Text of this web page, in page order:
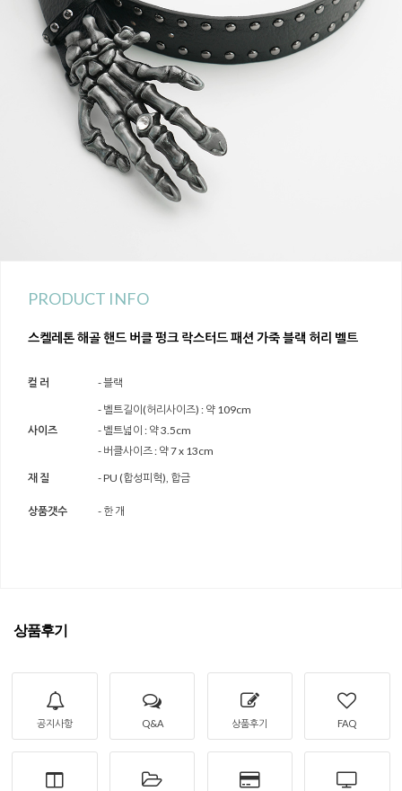
PRODUCT INFO
스켈레톤 해골 핸드 버클 펑크 락스터드 패션 가죽 블랙 허리 벨트
컬 러 - 블랙
사이즈
- 벨트길이(허리사이즈) : 약 109cm
- 벨트넓이 : 약 3.5cm
- 버클사이즈 : 약 7 x 13cm
재 질
- PU (합성피혁), 합금
상품갯수 - 한 개
상품후기
공지사항 Q&A 상품후기 FAQ